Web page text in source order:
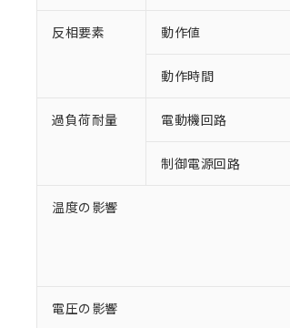
反相要素 動作値
動作時間
過負荷耐量 電動機回路
制御電源回路
温度の影響
電圧の影響